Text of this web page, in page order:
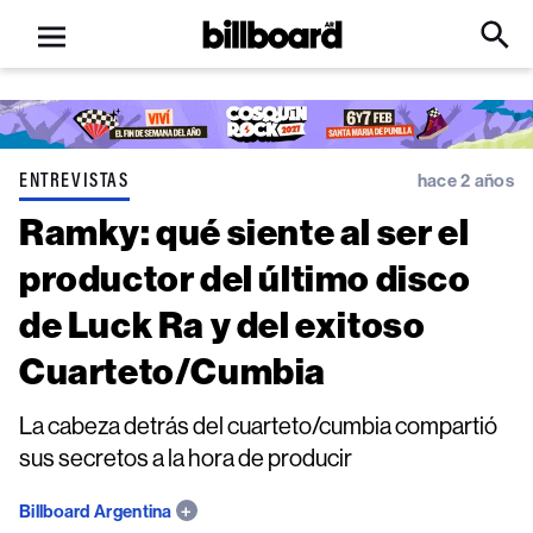
Open
menu
Billboard
Click
Input
ENTREVISTAS hace 2 años
Ramky: qué siente al ser el
productor del último disco
de Luck Ra y del exitoso
Cuarteto/Cumbia
La cabeza detrás del cuarteto/cumbia compartió
sus secretos a la hora de producir
Billboard Argentina